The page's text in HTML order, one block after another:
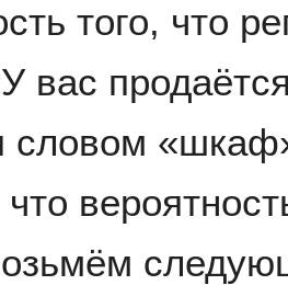
того, что
вас
словом